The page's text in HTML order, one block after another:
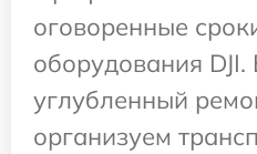
оговоренные
оборудования DJI.
углубленный
организуем